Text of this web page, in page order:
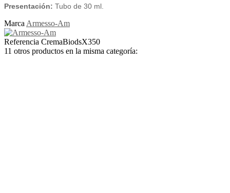
Presentación: Tubo de 30 ml.
Marca Armesso-Am
Referencia CremaBiodsX350
11 otros productos en la misma categoría: